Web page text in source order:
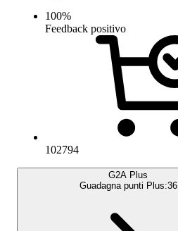
100%
Feedback positivo
102794
G2A Plus
Guadagna punti Plus:36